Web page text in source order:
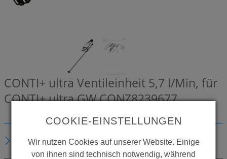
CONTI+ ultra Ventileinheit 5,7 l/Min, für
CONTI+ ultra GWCONZ8239677
BESCHREIBUNG
COOKIE-EINSTELLUNGEN
Wir nutzen Cookies auf unserer Website. Einige
von ihnen sind technisch notwendig, während